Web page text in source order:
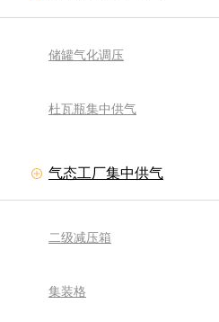
储罐气化调压
杜瓦瓶集中供气
气态工厂集中供气
二级减压箱
集装格